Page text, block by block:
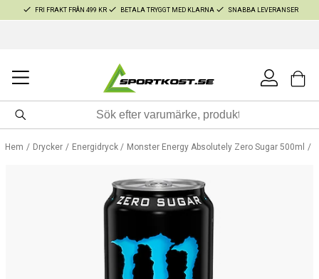
FRI FRAKT FRÅN 499 KR BETALA TRYGGT MED KLARNA SNABBA LEVERANSER
Hem Drycker Energidryck Monster Energy Absolutely Zero Sugar 500ml